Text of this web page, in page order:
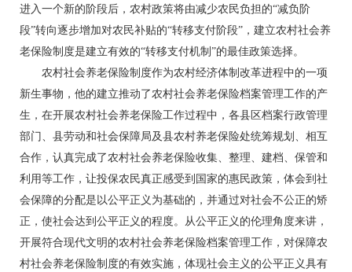
进入一个新的阶段后，农村政策将由减少农民负担的“减负阶
段”转向逐步增加对农民补贴的“转移支付阶段”，建立农村社会养
老保险制度是建立有效的“转移支付机制”的最佳政策选择。
农村社会养老保险制度作为农村经济体制改革进程中的一项
新生事物，他的建立推动了农村社会养老保险档案管理工作的产
生，在开展农村社会养老保险工作过程中，各县区档案行政管理
部门、县劳动和社会保障局及县农村养老保险处统筹规划、相互
合作，认真完成了农村社会养老保险收集、整理、建档、保管和
利用等工作，让投保农民真正感受到国家的惠民政策，体会到社
会保障的分配是以公平正义为基础的，并通过对社会不公正的矫
正，使社会达到公平正义的程度。从公平正义的伦理角度来讲，
开展符合现代文明的农村社会养老保险档案管理工作，对保障农
村社会养老保险制度的有效实施，体现社会主义的公平正义具有